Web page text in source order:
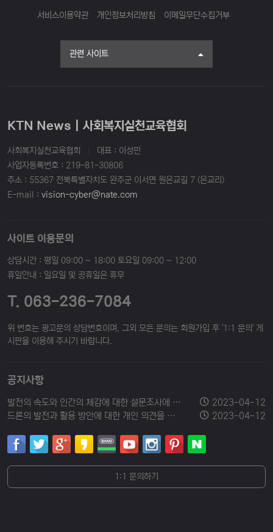
서비스이용약관 개인정보처리방침 이메일무단수집거부
관련 사이트
KTN News | 사회복지실천교육협회
사회복지실천교육협회
대표 : 이성민
사업자등록번호 : 219-81-30806
주소 : 55367 전북특별자치도 완주군 이서면 원은교길 7 (은교리)
E-mail : vision-cyber@nate.com
사이트 이용문의
상담시간 : 평일 09:00 ~ 18:00 토요일 09:00 ~ 12:00
휴일안내 : 일요일 및 공휴일은 휴무
T. 063-236-7084
위 번호는 광고문의 상담번호이며, 그외 모든 문의는 회원가입 후 '1:1 문의' 게
시판을 이용해 주시기 바랍니다.
공지사항
발전의 속도와 인간의 체감에 대한 설문조사에 참여해 주세요.
2023-04-12
드론의 발전과 활용 방안에 대한 개인 의견을 남겨주세요.
2023-04-12
1:1 문의하기